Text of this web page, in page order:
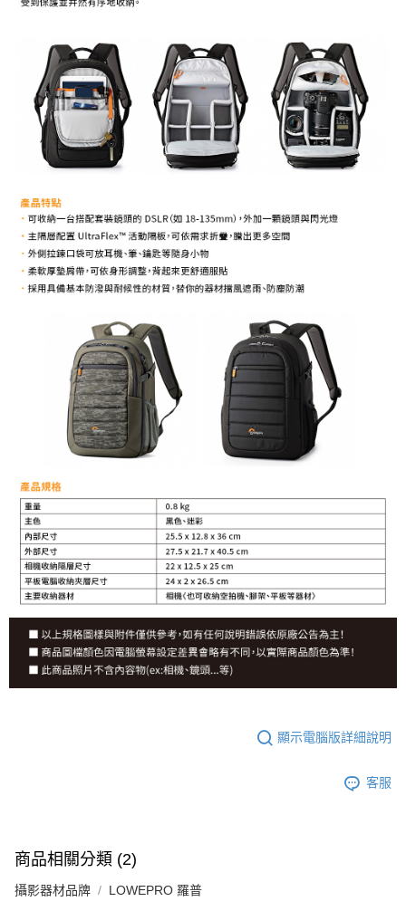
【注意事項】
易，需依本服務之必要範圍內提供個人資料，並將交易相關給付款項請求債
權轉讓予恩沛科技股份有限公司。
２．關於個人資料處理事宜，請瀏覽以下網址：
https://aftee.tw/terms/#terms3
３．未成年的使用者請事先徵得法定代理人或監護人之同意方可使用
「AFTEE先享後付」，若未經同意申辦者引起之損失，本公司不負相關責
任。
４．使用「AFTEE先享後付」時，將依據個別帳號之用戶狀況，依本公司即
時審查核予不同之上限額度；若仍有額度不足之情形，本公司將視審查結果
５．嚴禁一人註冊多個帳號或使用他人資訊註冊。若發現惡意使用之情形，
恩沛科技股份有限公司將有權停止該用戶之使用額度並採取法律行動。
顯示電腦版詳細說明
客服
商品相關分類 (2)
攝影器材品牌 LOWEPRO 羅普